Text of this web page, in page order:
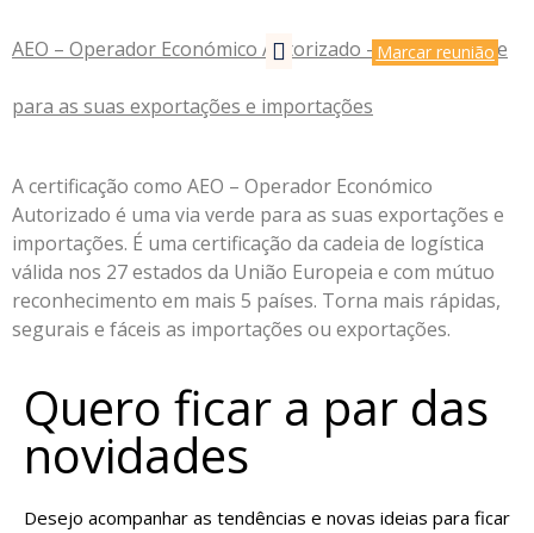
Marcar reunião
AEO – Operador Económico Autorizado – Uma via verde
para as suas exportações e importações
A certificação como AEO – Operador Económico
Autorizado é uma via verde para as suas exportações e
importações. É uma certificação da cadeia de logística
válida nos 27 estados da União Europeia e com mútuo
reconhecimento em mais 5 países. Torna mais rápidas,
segurais e fáceis as importações ou exportações.
Quero ficar a par das
novidades
Desejo acompanhar as tendências e novas ideias para ficar